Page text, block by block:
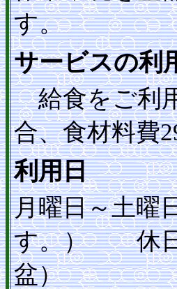
す。
サービスの利
給食をご利用
合、食材料費
利用日
月曜日～土曜
す。） 休日
盆）